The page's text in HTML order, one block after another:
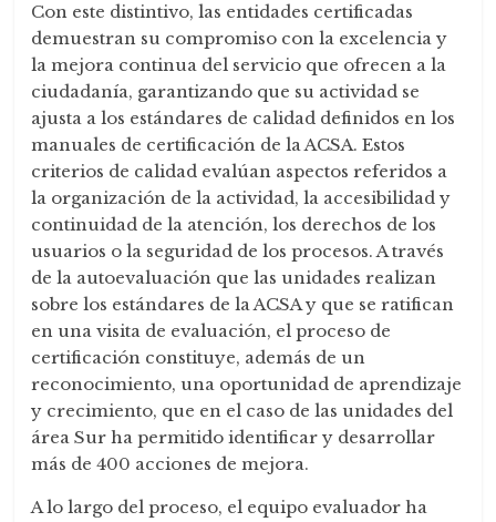
Con este distintivo, las entidades certificadas
demuestran su compromiso con la excelencia y
la mejora continua del servicio que ofrecen a la
ciudadanía, garantizando que su actividad se
ajusta a los estándares de calidad definidos en los
manuales de certificación de la ACSA. Estos
criterios de calidad evalúan aspectos referidos a
la organización de la actividad, la accesibilidad y
continuidad de la atención, los derechos de los
usuarios o la seguridad de los procesos. A través
de la autoevaluación que las unidades realizan
sobre los estándares de la ACSA y que se ratifican
en una visita de evaluación, el proceso de
certificación constituye, además de un
reconocimiento, una oportunidad de aprendizaje
y crecimiento, que en el caso de las unidades del
área Sur ha permitido identificar y desarrollar
más de 400 acciones de mejora.
A lo largo del proceso, el equipo evaluador ha